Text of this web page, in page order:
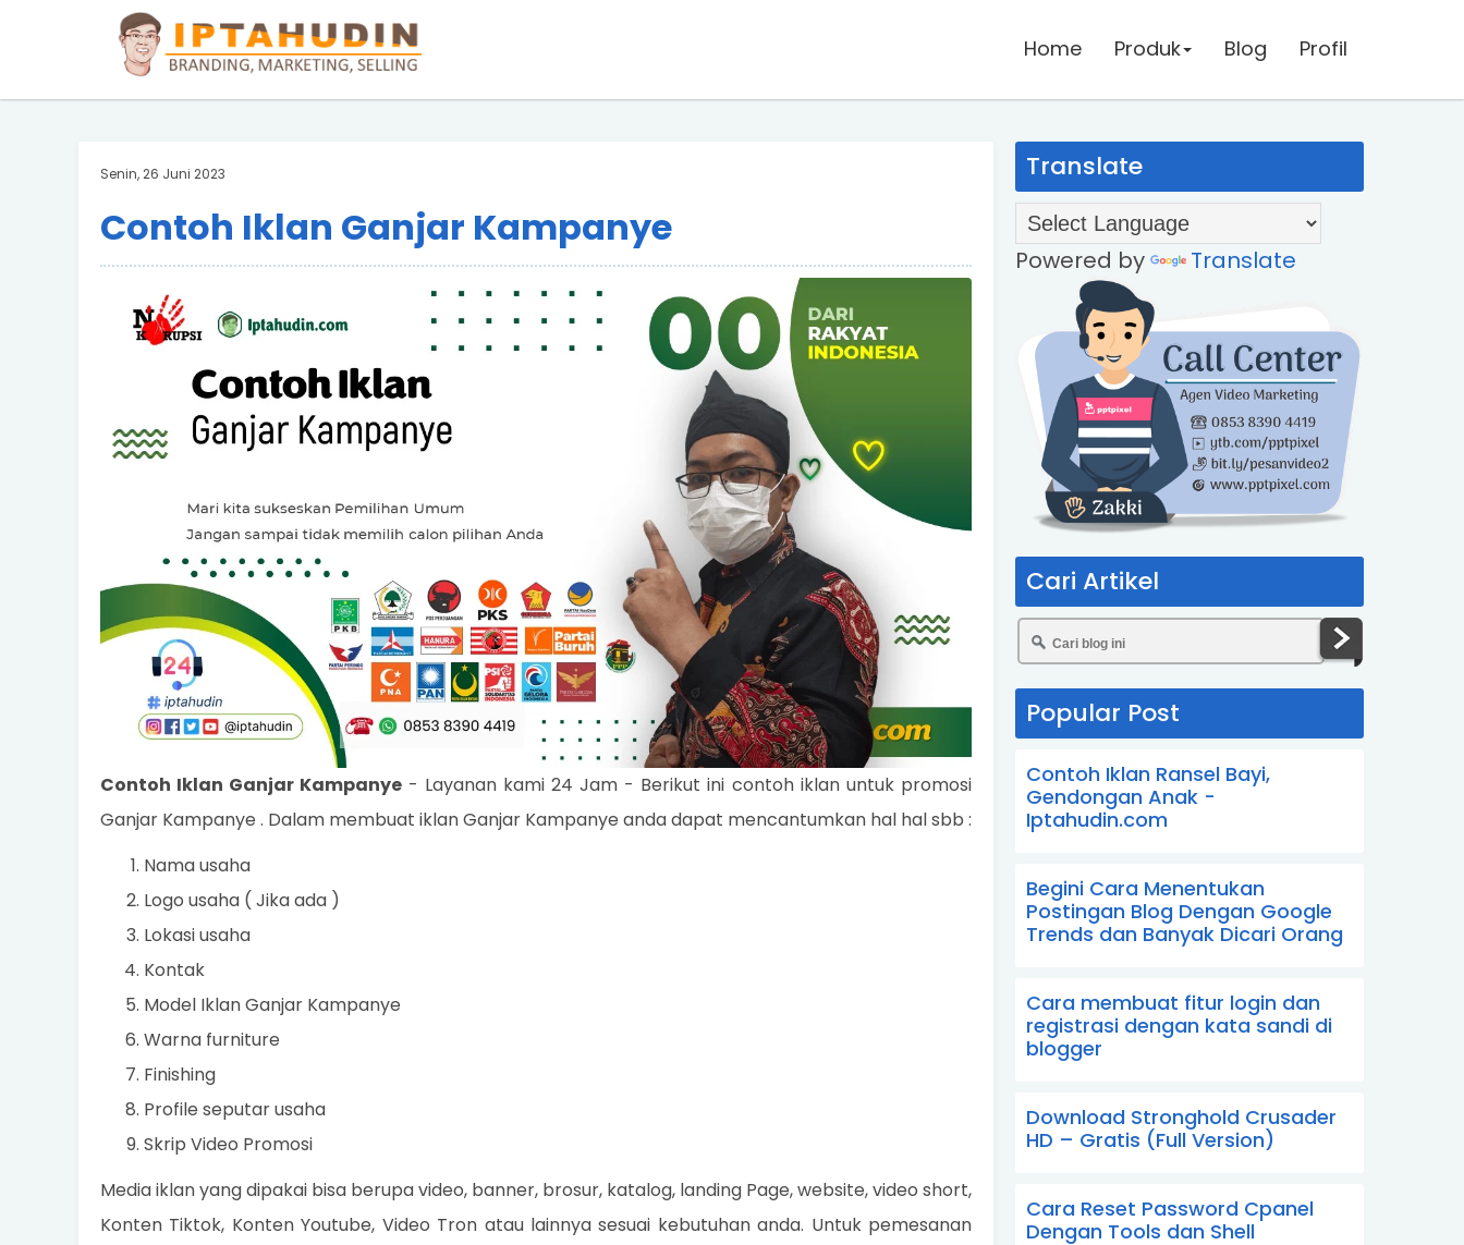
BARAND ANDA
Deskripsi Singkat Saja
Home Produk Blog Profil
Home Produk Blog Profil
Senin, 26 Juni 2023
Contoh Iklan Ganjar Kampanye
Contoh Iklan Ganjar Kampanye - Layanan kami 24 Jam - Berikut ini contoh iklan untuk promosi
Ganjar Kampanye . Dalam membuat iklan Ganjar Kampanye anda dapat mencantumkan hal hal sbb :
Nama usaha
Logo usaha ( Jika ada )
Lokasi usaha
Kontak
Model Iklan Ganjar Kampanye
Warna furniture
Finishing
Profile seputar usaha
Skrip Video Promosi
Media iklan yang dipakai bisa berupa video, banner, brosur, katalog, landing Page, website, video short,
Konten Tiktok, Konten Youtube, Video Tron atau lainnya sesuai kebutuhan anda. Untuk pemesanan
Translate
Powered by Translate
Cari Artikel
Popular Post
Contoh Iklan Ransel Bayi,
Gendongan Anak -
Iptahudin.com
Begini Cara Menentukan
Postingan Blog Dengan Google
Trends dan Banyak Dicari Orang
Cara membuat fitur login dan
registrasi dengan kata sandi di
blogger
Download Stronghold Crusader
HD – Gratis (Full Version)
Cara Reset Password Cpanel
Dengan Tools dan Shell